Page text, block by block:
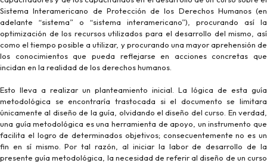
Sistema Interamericano de Protección de los Derechos Humanos (en
adelante “sistema” o “sistema interamericano”), procurando así la
optimización de los recursos utilizados para el desarrollo del mismo, así
como el tiempo posible a utilizar, y procurando una mayor aprehensión de
los conocimientos que pueda reflejarse en acciones concretas que
incidan en la realidad de los derechos humanos.
Esto lleva a realizar un planteamiento inicial. La lógica de esta guía
metodológica se encontraría trastocada si el documento se limitara
únicamente al diseño de la guía, olvidando el diseño del curso. En verdad,
una guía metodológica es una herramienta de apoyo, un instrumento que
facilita el logro de determinados objetivos; consecuentemente no es un
fin en sí mismo. Por tal razón, al iniciar la labor de desarrollo de la
presente guía metodológica, la necesidad de referir al diseño de un curso